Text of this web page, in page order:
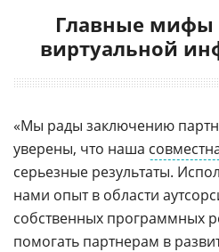
Главные мифы
виртуальной
«Мы рады заключению
уверены, что наша
серьезные результаты.
нами опыт в области
собственных программных
помогать партнерам в